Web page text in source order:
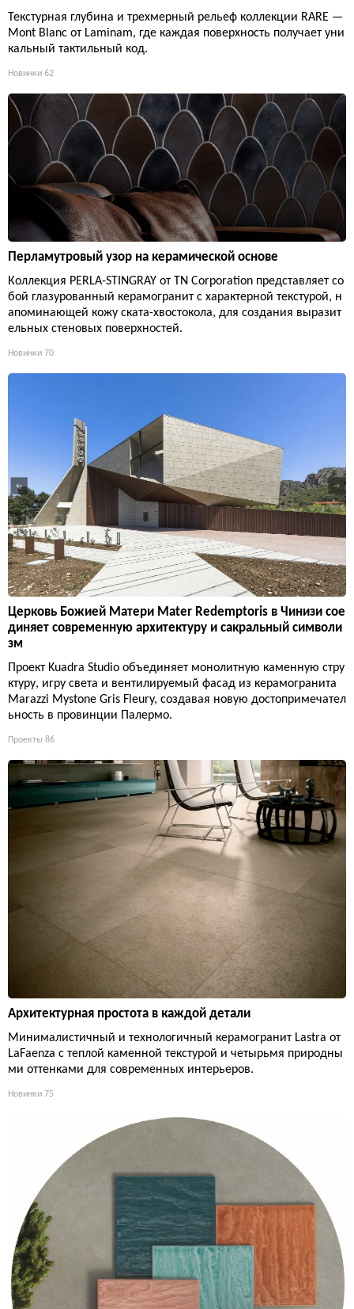
Текстурная глубина и трехмерный рельеф коллекции RARE —
Mont Blanc от Laminam, где каждая поверхность получает уни
кальный тактильный код.
Новинки 62
Перламутровый узор на керамической основе
Коллекция PERLA-STINGRAY от TN Corporation представляет со
бой глазурованный керамогранит с характерной текстурой, н
апоминающей кожу ската-хвостокола, для создания выразит
ельных стеновых поверхностей.
Новинки 70
Церковь Божией Матери Mater Redemptoris в Чинизи сое
диняет современную архитектуру и сакральный символи
зм
Проект Kuadra Studio объединяет монолитную каменную стру
ктуру, игру света и вентилируемый фасад из керамогранита
Marazzi Mystone Gris Fleury, создавая новую достопримечател
ьность в провинции Палермо.
Проекты 86
Архитектурная простота в каждой детали
Минималистичный и технологичный керамогранит Lastra от
LaFaenza с теплой каменной текстурой и четырьмя природны
ми оттенками для современных интерьеров.
Новинки 75